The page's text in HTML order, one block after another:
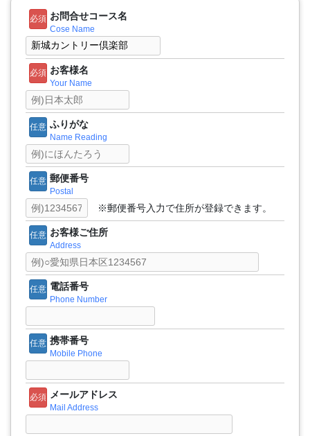
必須 お問合せコース名
Cose Name
必須 お客様名
Your Name
任意 ふりがな
Name Reading
任意 郵便番号
Postal
※郵便番号入力で住所が登録できます。
任意 お客様ご住所
Address
任意 電話番号
Phone Number
任意 携帯番号
Mobile Phone
必須 メールアドレス
Mail Address